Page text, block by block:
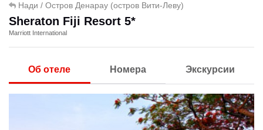
Нади / Остров Денарау (остров Вити-Леву)
Sheraton Fiji Resort 5*
Marriott International
Об отеле Номера Экскурсии